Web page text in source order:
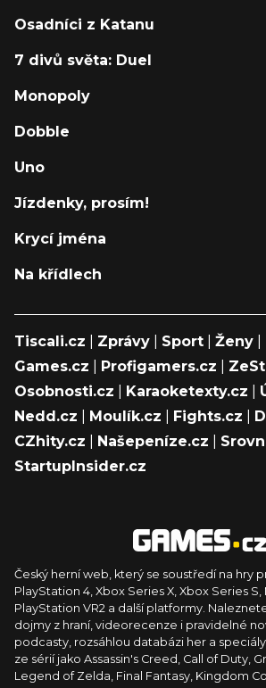
Osadníci z Katanu
7 divů světa: Duel
Monopoly
Dobble
Uno
Jízdenky, prosím!
Krycí jména
Na křídlech
Tiscali.cz Zprávy Sport Ženy
Games.cz
Profigamers.cz
Osobnosti.cz
Karaoketexty.cz
Nedd.cz
Moulík.cz Fights.cz
CZhity.cz
Našepeníze.cz
StartupInsider.cz
Český herní web, který se soustředí na hry
PlayStation 4, Xbox Series X, Xbox Series
PlayStation VR2 a další platformy.
dojmy z hraní, videorecenze i pravidelné
podcasty, rozsáhlou databázi her a
ze sérií jako Assassin's Creed, Call of Duty,
Legend of Zelda, Final Fantasy, Kingdom